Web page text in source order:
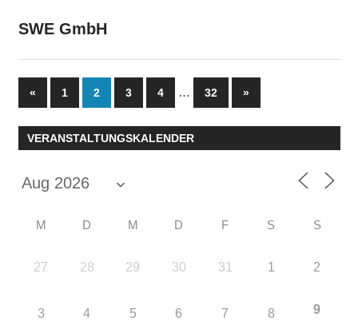
SWE GmbH
Seitennummerierung
der
Beiträge
«Vorherige
Beiträge
1 2 3 4 … 32
Nächste
Beiträge
»
VERANSTALTUNGSKALENDER
M D M D F S S
27 28 29 30 31 1 2
3 4 5 6 7 8 9